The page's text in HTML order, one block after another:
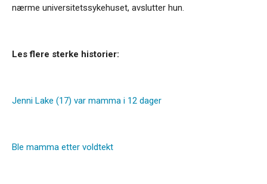
nærme universitetssykehuset, avslutter hun.
Les flere sterke historier:
Jenni Lake (17) var mamma i 12 dager
Ble mamma etter voldtekt